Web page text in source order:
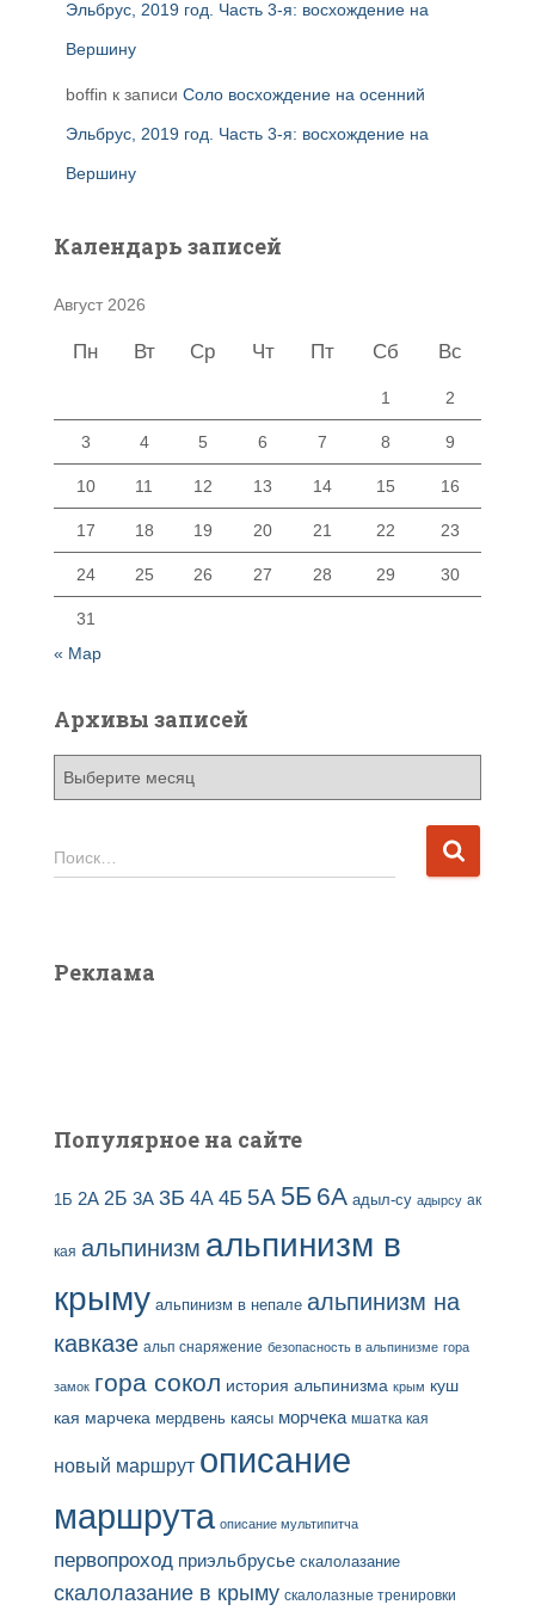
Эльбрус, 2019 год. Часть 3-я: восхождение на
Вершину
boffin к записи Соло восхождение на осенний
Эльбрус, 2019 год. Часть 3-я: восхождение на
Вершину
Календарь записей
Август 2026
Пн Вт Ср Чт Пт Сб Вс
1 2
3 4 5 6 7 8 9
10 11 12 13 14 15 16
17 18 19 20 21 22 23
24 25 26 27 28 29 30
31
« Мар
Архивы записей
в
п
Н
а
:
Поиск…
Реклама
Популярное на сайте
1Б 2А 2Б 3А 3Б 4А 4Б 5А 5Б 6А адыл-су адырсу ак
кая альпинизм альпинизм в
крыму альпинизм в непале альпинизм на
кавказе альп снаряжение безопасность в альпинизме гора
замок гора сокол история альпинизма крым куш
кая марчека мердвень каясы морчека мшатка кая
новый маршрут описание
маршрута описание мультипитча
первопроход приэльбрусье скалолазание
скалолазание в крыму скалолазные тренировки